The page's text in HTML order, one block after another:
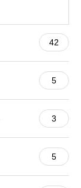
42
5
3
5